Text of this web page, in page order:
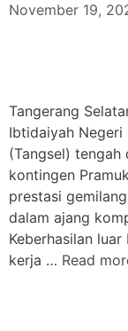
November 19,
Tangerang
Ibtidaiyah Negeri
(Tangsel) tengah
kontingen
prestasi
dalam ajang
Keberhasilan
kerja … Read